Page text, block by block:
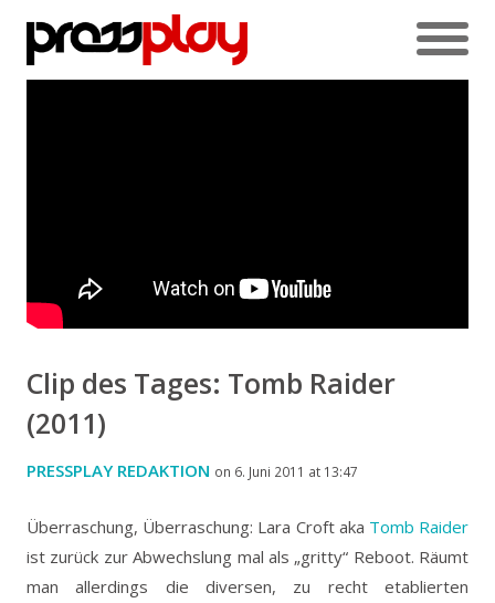
Clip des Tages: Tomb Raider
(2011)
PRESSPLAY REDAKTION on 6. Juni 2011 at 13:47
Überraschung, Überraschung: Lara Croft aka Tomb Raider
ist zurück zur Abwechslung mal als „gritty“ Reboot. Räumt
man allerdings die diversen, zu recht etablierten